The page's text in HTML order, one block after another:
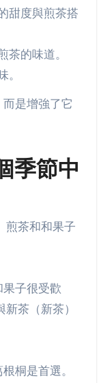
甜度與煎茶搭
茶的味道。
。
是增強了它
季節中
煎茶和和果子
茶（新茶）
桐是首選。